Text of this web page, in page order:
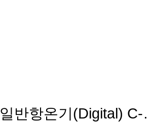
일반항온기(Digital)